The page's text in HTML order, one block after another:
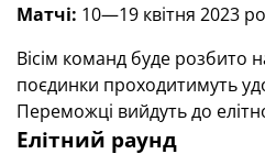
Матчі: 10—19 квітня 2023
Вісім команд буде розбито
поєдинки проходитимуть
Переможці вийдуть до
Елітний раунд